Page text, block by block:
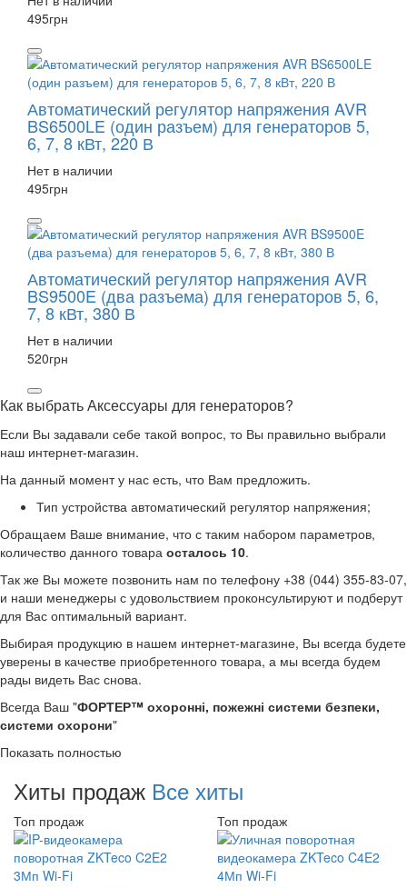
495грн
Автоматический регулятор напряжения AVR
BS6500LE (один разъем) для генераторов 5,
6, 7, 8 кВт, 220 В
Нет в наличии
495грн
Автоматический регулятор напряжения AVR
BS9500E (два разъема) для генераторов 5, 6,
7, 8 кВт, 380 В
Нет в наличии
520грн
Как выбрать Аксессуары для генераторов?
Если Вы задавали себе такой вопрос, то Вы правильно выбрали
наш интернет-магазин.
На данный момент у нас есть, что Вам предложить.
Тип устройства автоматический регулятор напряжения;
Обращаем Ваше внимание, что с таким набором параметров,
количество данного товара осталось 10.
Так же Вы можете позвонить нам по телефону +38 (044) 355-83-07,
и наши менеджеры с удовольствием проконсультируют и подберут
для Вас оптимальный вариант.
Выбирая продукцию в нашем интернет-магазине, Вы всегда будете
уверены в качестве приобретенного товара, а мы всегда будем
рады видеть Вас снова.
Всегда Ваш "ФОРТЕР™ охоронні, пожежні системи безпеки,
системи охорони"
Показать полностью
Хиты продаж Все хиты
Топ продаж Топ продаж